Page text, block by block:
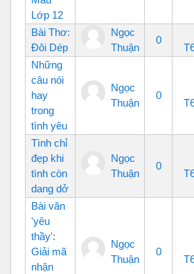
Lớp 12
Bài Thơ:
Đôi Dép
Ngọc
Thuận
0
Những
câu nói
hay
trong
tình yêu
Ngọc
Thuận
0
Tình chỉ
đẹp khi
tình còn
dang dở
Ngọc
Thuận
0
Bài văn
'yêu
thầy':
Giải mã
nhận
Ngọc
Thuận
0